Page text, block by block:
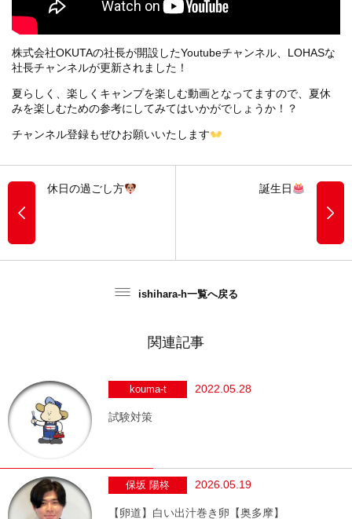
株式会社OKUTAの社長が開設したYoutubeチャンネル、LOHASな
社長チャンネルが更新されました！
夏らしく、楽しくキャンプを楽しむ動画となってますので、夏休
みを楽しむための参考にしてみてはいかがでしょうか！？
チャンネル登録もぜひお願いいたします
休日の過ごし方 誕生日
ishihara-h一覧へ戻る
関連記事
kouma-t 2022.05.28
試験対策
保坂 陽柊 2026.05.19
【卵道】白い出汁巻き卵【奥多摩】